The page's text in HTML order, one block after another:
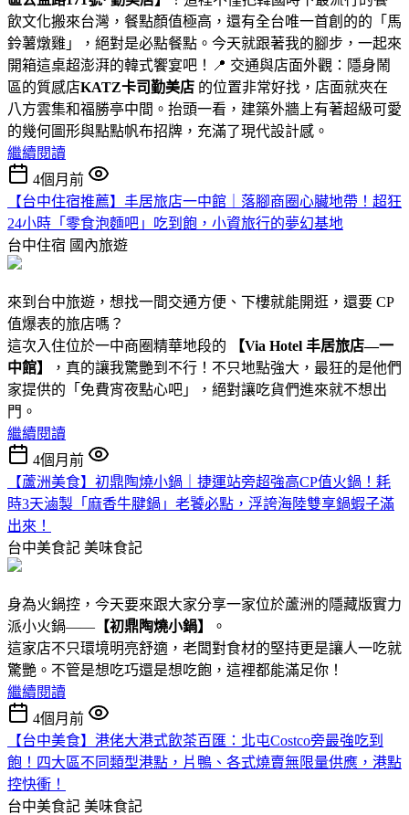
飲文化搬來台灣，餐點顏值極高，還有全台唯一首創的的「馬
鈴薯燉雞」，絕對是必點餐點。今天就跟著我的腳步，一起來
開箱這桌超澎湃的韓式饗宴吧！📍 交通與店面外觀：隱身鬧
區的質感店KATZ卡司勤美店 的位置非常好找，店面就夾在
八方雲集和福勝亭中間。抬頭一看，建築外牆上有著超級可愛
的幾何圖形與點點帆布招牌，充滿了現代設計感。
繼續閱讀
4個月前
【台中住宿推薦】丰居旅店一中館｜落腳商圈心臟地帶！超狂
24小時「零食泡麵吧」吃到飽，小資旅行的夢幻基地
台中住宿 國內旅遊
來到台中旅遊，想找一間交通方便、下樓就能開逛，還要 CP
值爆表的旅店嗎？
這次入住位於一中商圈精華地段的
【Via Hotel 丰居旅店—一
中館】
，真的讓我驚艷到不行！不只地點強大，最狂的是他們
家提供的「免費宵夜點心吧」，絕對讓吃貨們進來就不想出
門。
繼續閱讀
4個月前
【蘆洲美食】初鼎陶燒小鍋｜捷運站旁超強高CP值火鍋！耗
時3天滷製「麻香牛腱鍋」老饕必點，浮誇海陸雙享鍋蝦子滿
出來！
台中美食記 美味食記
身為火鍋控，今天要來跟大家分享一家位於蘆洲的隱藏版實力
派小火鍋—— 【初鼎陶燒小鍋】
。
這家店不只環境明亮舒適，老闆對食材的堅持更是讓人一吃就
驚艷。不管是想吃巧還是想吃飽，這裡都能滿足你！
繼續閱讀
4個月前
【台中美食】港佬大港式飲茶百匯：北屯Costco旁最強吃到
飽！四大區不同類型港點 ，片鴨、各式燒賣無限量供應，港點
控快衝！
台中美食記 美味食記